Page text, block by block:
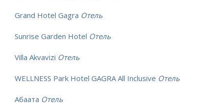
Grand Hotel Gagra Отель
Sunrise Garden Hotel Отель
Villa Akvavizi Отель
WELLNESS Park Hotel GAGRA All Inclusive Отель
Абаата Отель